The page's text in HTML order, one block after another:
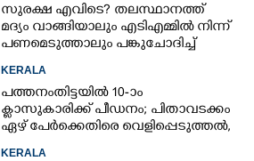
സുരക്ഷ എവിടെ?​ തലസ്ഥാനത്ത്
മദ്യം വാങ്ങിയാലും എടിഎമ്മിൽ നിന്ന്
പണമെടുത്താലും പങ്കുചോദിച്ച്
സാമൂഹ്യവിരുദ്ധർ
KERALA
പത്തനംതിട്ടയിൽ 10-ാം
ക്ലാസുകാരിക്ക് പീഡനം; പിതാവടക്കം
ഏഴ് പേർക്കെതിരെ വെളിപ്പെടുത്തൽ,
മൂന്നുപേർ അറസ്റ്റിൽ
KERALA